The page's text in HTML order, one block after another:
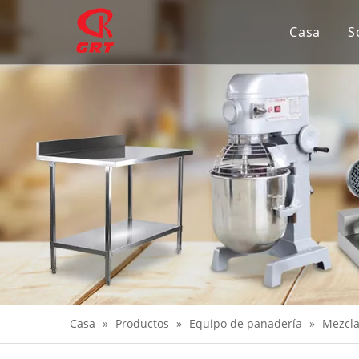
Casa
Casa » Productos » Equipo de panadería »